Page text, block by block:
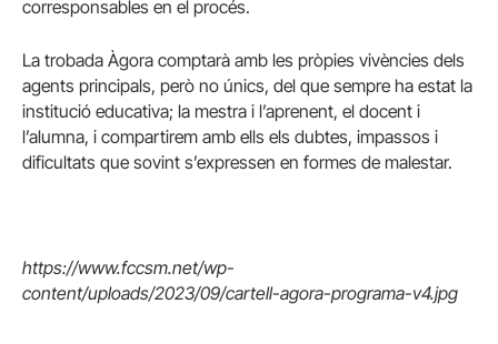
corresponsables en el procés.
La trobada Àgora comptarà amb les pròpies vivències dels
agents principals, però no únics, del que sempre ha estat la
institució educativa; la mestra i l’aprenent, el docent i
l’alumna, i compartirem amb ells els dubtes, impassos i
dificultats que sovint s’expressen en formes de malestar.
https://www.fccsm.net/wp-
content/uploads/2023/09/cartell-agora-programa-v4.jpg